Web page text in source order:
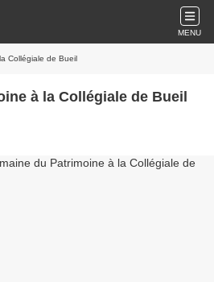
MENU
Collégiale de Bueil
à la Collégiale de Bueil